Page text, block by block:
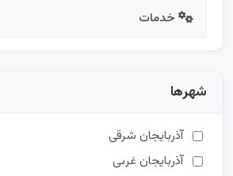
خدمات
شهرها
آذربایجان شرقی
آذربایجان غربی